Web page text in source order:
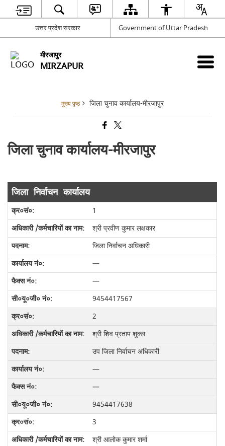
उत्तर प्रदेश सरकार Government of Uttar Pradesh
मीरजापुर
MIRZAPUR
मुख्य पृष्ठ जिला चुनाव कार्यालय-मीरजापुर
जिला चुनाव कार्यालय-मीरजापुर
जिला निर्वाचन कार्यालय
1
श्री प्रवीण कुमार लक्षकार
जिला निर्वाचन अधिकारी
—
—
9454417567
2
श्री शिव प्रताप शुक्ल
उप जिला निर्वाचन अधिकारी
—
—
9454417638
3
श्री आलोक कुमार शर्मा